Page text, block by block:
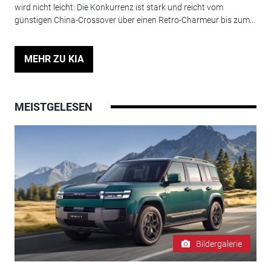
wird nicht leicht: Die Konkurrenz ist stark und reicht vom
günstigen China-Crossover über einen Retro-Charmeur bis zum...
MEHR ZU KIA
MEISTGELESEN
Bildergalerie